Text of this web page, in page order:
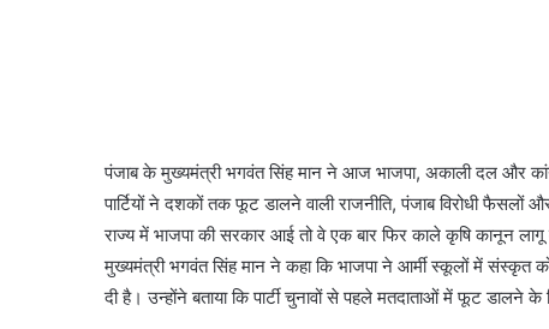
पंजाब के मुख्यमंत्री भगवंत सिंह मान ने आज भाजपा, अकाली दल और
पार्टियों ने दशकों तक फूट डालने वाली राजनीति, पंजाब विरोधी
राज्य में भाजपा की सरकार आई तो वे एक बार फिर काले कृषि कानून
मुख्यमंत्री भगवंत सिंह मान ने कहा कि भाजपा ने आर्मी स्कूलों में संस्कृत
दी है। उन्होंने बताया कि पार्टी चुनावों से पहले मतदाताओं में फूट डालने के